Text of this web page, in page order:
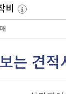
비
는 견적